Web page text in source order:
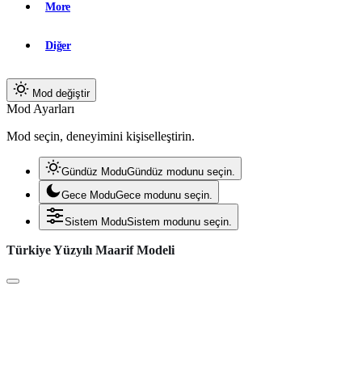
More
Diğer
Mod değiştir
Mod Ayarları
Mod seçin, deneyimini kişiselleştirin.
Gündüz ModuGündüz modunu seçin.
Gece ModuGece modunu seçin.
Sistem ModuSistem modunu seçin.
Türkiye Yüzyılı Maarif Modeli